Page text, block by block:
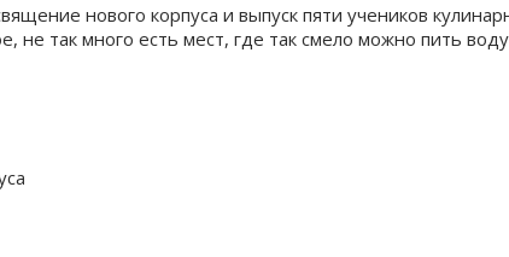
нового корпуса и выпуск пяти учеников
так много есть мест, где так смело можно пить